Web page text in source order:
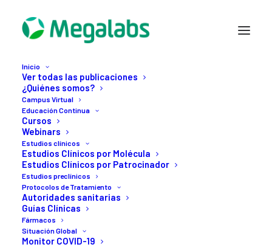
Inicio
Ver todas las publicaciones
¿Quiénes somos?
Campus Virtual
Educación Continua
Cursos
Webinars
Estudios clínicos
Estudios Clínicos por Molécula
Estudios Clínicos por Patrocinador
Estudios preclínicos
Protocolos de Tratamiento
Autoridades sanitarias
Guías Clínicas
Fármacos
Situación Global
Monitor COVID-19
17 DICIEMBRE, 2020
3vacunas
Covid-19